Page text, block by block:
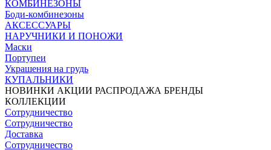
КОМБИНЕЗОНЫ
Боди-комбинезоны
АКСЕССУАРЫ
НАРУЧНИКИ И ПОНОЖИ
Маски
Портупеи
Украшения на грудь
КУПАЛЬНИКИ
НОВИНКИ АКЦИИ РАСПРОДАЖА БРЕНДЫ
КОЛЛЕКЦИИ
Сотрудничество
Сотрудничество
Доставка
Сотрудничество